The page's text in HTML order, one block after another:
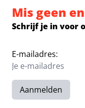
Mis geen
Schrijf je in voor
E-mailadres:
Aanmelden